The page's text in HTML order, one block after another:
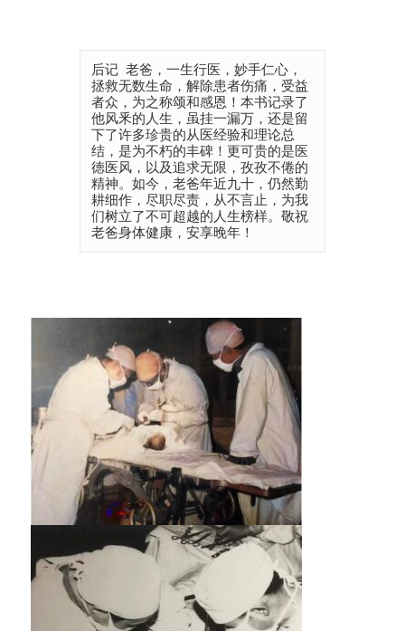
后记 老爸，一生行医，妙手仁心，
拯救无数生命，解除患者伤痛，受益
者众，为之称颂和感恩！本书记录了
他风釆的人生，虽挂一漏万，还是留
下了许多珍贵的从医经验和理论总
结，是为不朽的丰碑！更可贵的是医
徳医风，以及追求无限，孜孜不倦的
精神。如今，老爸年近九十，仍然勤
耕细作，尽职尽责，从不言止，为我
们树立了不可超越的人生榜样。敬祝
老爸身体健康，安享晚年！